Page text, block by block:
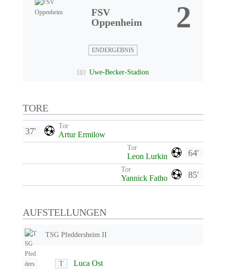
FSV
Oppenheim
2
ENDERGEBNIS
Uwe-Becker-Stadion
TORE
Tor
Artur Ermilow
37'
64'
Tor
Leon Lurkin
85'
Tor
Yannick Fatho
AUFSTELLUNGEN
TSG Pfeddersheim II
T Luca Ost